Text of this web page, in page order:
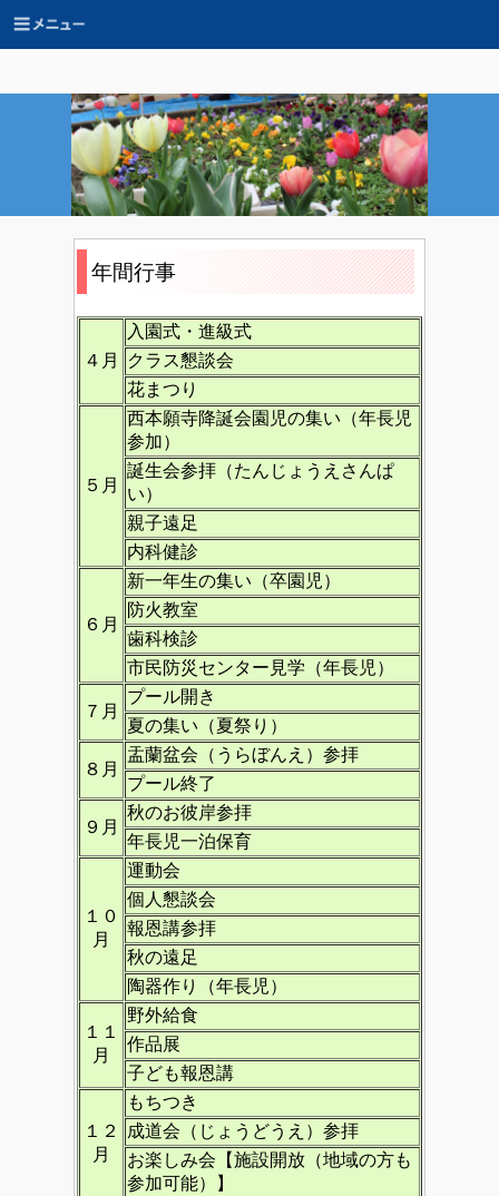
年間行事
４月
入園式・進級式
クラス懇談会
花まつり
５月
西本願寺降誕会園児の集い（年長児
参加）
誕生会参拝（たんじょうえさんぱ
い）
親子遠足
内科健診
６月
新一年生の集い（卒園児）
防火教室
歯科検診
市民防災センター見学（年長児）
７月
プール開き
夏の集い（夏祭り）
８月
盂蘭盆会（うらぼんえ）参拝
プール終了
９月
秋のお彼岸参拝
年長児一泊保育
１０
月
運動会
個人懇談会
報恩講参拝
秋の遠足
陶器作り（年長児）
１１
月
野外給食
作品展
子ども報恩講
１２
月
もちつき
成道会（じょうどうえ）参拝
お楽しみ会【施設開放（地域の方も
参加可能）】